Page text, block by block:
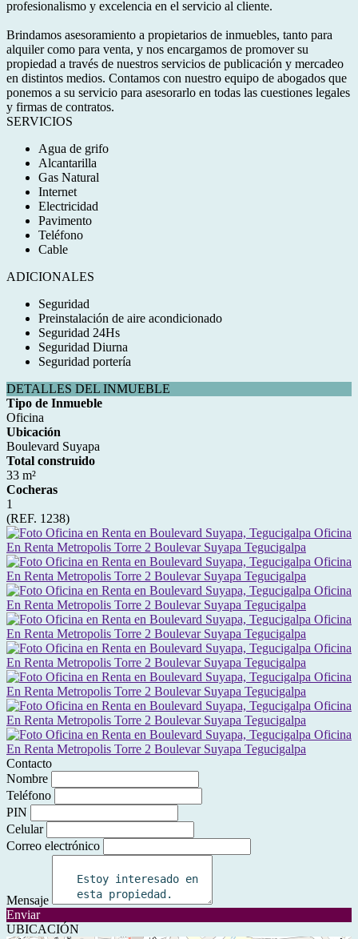
profesionalismo y excelencia en el servicio al cliente.
Brindamos asesoramiento a propietarios de inmuebles, tanto para
alquiler como para venta, y nos encargamos de promover su
propiedad a través de nuestros servicios de publicación y mercadeo
en distintos medios. Contamos con nuestro equipo de abogados que
ponemos a su servicio para asesorarlo en todas las cuestiones legales
y firmas de contratos.
SERVICIOS
Agua de grifo
Alcantarilla
Gas Natural
Internet
Electricidad
Pavimento
Teléfono
Cable
ADICIONALES
Seguridad
Preinstalación de aire acondicionado
Seguridad 24Hs
Seguridad Diurna
Seguridad portería
DETALLES DEL INMUEBLE
Tipo de Inmueble
Oficina
Ubicación
Boulevard Suyapa
Total construido
33 m²
Cocheras
1
(REF. 1238)
Contacto
Nombre
Teléfono
PIN
Celular
Correo electrónico
Mensaje
Enviar
UBICACIÓN